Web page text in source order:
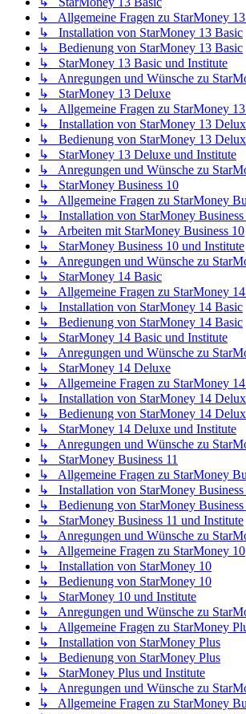
↳ Allgemeine Fragen zu StarMoney
↳ Installation von StarMoney 13 Basic
↳ Bedienung von StarMoney 13 Basic
↳ StarMoney 13 Basic und Institute
↳ Anregungen und Wünsche zu
↳ StarMoney 13 Deluxe
↳ Allgemeine Fragen zu StarMoney
↳ Installation von StarMoney 13
↳ Bedienung von StarMoney 13
↳ StarMoney 13 Deluxe und Institute
↳ Anregungen und Wünsche zu
↳ StarMoney Business 10
↳ Allgemeine Fragen zu StarMoney
↳ Installation von StarMoney Business
↳ Arbeiten mit StarMoney Business 10
↳ StarMoney Business 10 und Institute
↳ Anregungen und Wünsche zu
↳ StarMoney 14 Basic
↳ Allgemeine Fragen zu StarMoney
↳ Installation von StarMoney 14 Basic
↳ Bedienung von StarMoney 14 Basic
↳ StarMoney 14 Basic und Institute
↳ Anregungen und Wünsche zu
↳ StarMoney 14 Deluxe
↳ Allgemeine Fragen zu StarMoney
↳ Installation von StarMoney 14
↳ Bedienung von StarMoney 14
↳ StarMoney 14 Deluxe und Institute
↳ Anregungen und Wünsche zu
↳ StarMoney Business 11
↳ Allgemeine Fragen zu StarMoney
↳ Installation von StarMoney Business
↳ Bedienung von StarMoney Business
↳ StarMoney Business 11 und Institute
↳ Anregungen und Wünsche zu
↳ Allgemeine Fragen zu StarMoney 10
↳ Installation von StarMoney 10
↳ Bedienung von StarMoney 10
↳ StarMoney 10 und Institute
↳ Anregungen und Wünsche zu
↳ Allgemeine Fragen zu StarMoney
↳ Installation von StarMoney Plus
↳ Bedienung von StarMoney Plus
↳ StarMoney Plus und Institute
↳ Anregungen und Wünsche zu
↳ Allgemeine Fragen zu StarMoney